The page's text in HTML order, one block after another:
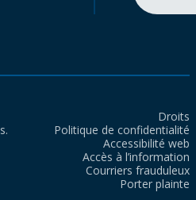
Droits
Politique de confidentialité
Accessibilité web
Accès à l’information
Courriers frauduleux
Porter plainte